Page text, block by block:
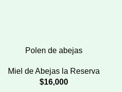
Polen de abejas
Miel de Abejas la Reserva
$16,000